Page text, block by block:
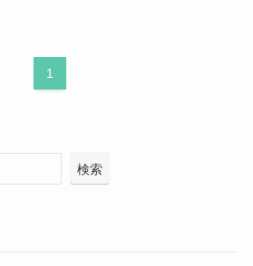
1
検索